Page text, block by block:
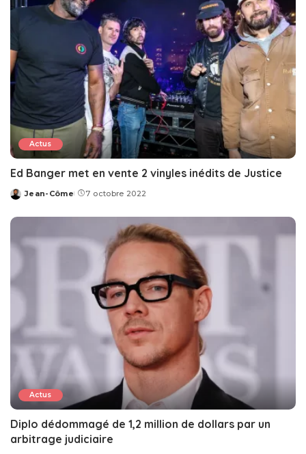
Actus
Ed Banger met en vente 2 vinyles inédits de Justice
Posted
Jean-Côme 7 octobre 2022
Actus
Diplo dédommagé de 1,2 million de dollars par un
arbitrage judiciaire